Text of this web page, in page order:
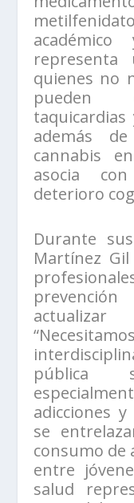
quienes no
pueden
taquicardias
además
cannabis
asocia
deterioro
Durante
Martínez
pública
adicciones
se
consumo de
entre
salud